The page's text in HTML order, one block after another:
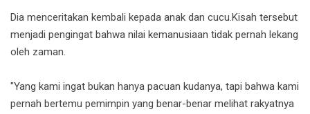
Dia menceritakan kembali kepada anak dan cucu.Kisah tersebut
menjadi pengingat bahwa nilai kemanusiaan tidak pernah lekang
oleh zaman.
"Yang kami ingat bukan hanya pacuan kudanya, tapi bahwa kami
pernah bertemu pemimpin yang benar-benar melihat rakyatnya